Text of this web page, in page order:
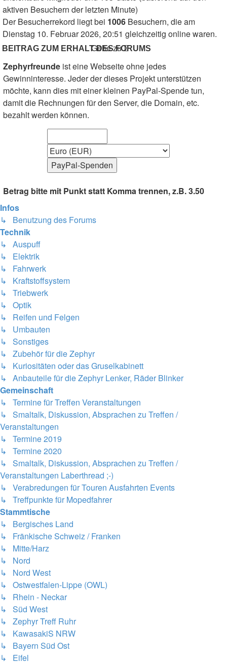
aktiven Besuchern der letzten Minute)
Der Besucherrekord liegt bei 1006 Besuchern, die am
Dienstag 10. Februar 2026, 20:51 gleichzeitig online waren.
BEITRAG ZUM ERHALT DES FORUMS
Zephyrfreunde ist eine Webseite ohne jedes
Gewinninteresse. Jeder der dieses Projekt unterstützen
möchte, kann dies mit einer kleinen PayPal-Spende tun,
damit die Rechnungen für den Server, die Domain, etc.
bezahlt werden können.
Betrag bitte mit Punkt statt Komma trennen, z.B. 3.50
Gehe zu
Infos
↳ Benutzung des Forums
Technik
↳ Auspuff
↳ Elektrik
↳ Fahrwerk
↳ Kraftstoffsystem
↳ Triebwerk
↳ Optik
↳ Reifen und Felgen
↳ Umbauten
↳ Sonstiges
↳ Zubehör für die Zephyr
↳ Kuriositäten oder das Gruselkabinett
↳ Anbauteile für die Zephyr Lenker, Räder Blinker
Gemeinschaft
↳ Termine für Treffen Veranstaltungen
↳ Smaltalk, Diskussion, Absprachen zu Treffen /
Veranstaltungen
↳ Termine 2019
↳ Termine 2020
↳ Smaltalk, Diskussion, Absprachen zu Treffen /
Veranstaltungen Laberthread ;-)
↳ Verabredungen für Touren Ausfahrten Events
↳ Treffpunkte für Mopedfahrer
Stammtische
↳ Bergisches Land
↳ Fränkische Schweiz / Franken
↳ Mitte/Harz
↳ Nord
↳ Nord West
↳ Ostwestfalen-Lippe (OWL)
↳ Rhein - Neckar
↳ Süd West
↳ Zephyr Treff Ruhr
↳ KawasakiS NRW
↳ Bayern Süd Ost
↳ Eifel